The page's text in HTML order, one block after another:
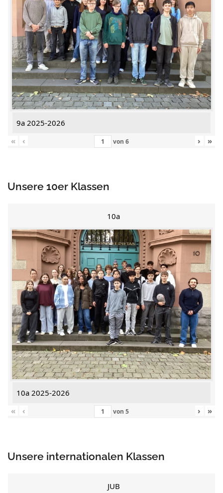
9a 2025-2026
«
‹ von 6 › »
Unsere 10er Klassen
10a
10a 2025-2026
«
‹ von 5 › »
Unsere internationalen Klassen
JUB